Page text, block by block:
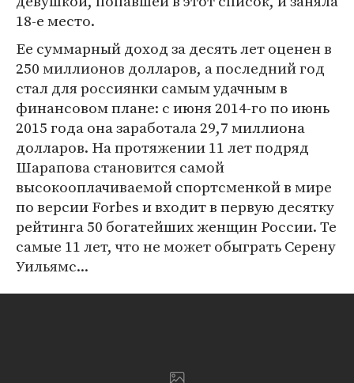
18-е место.
Ее суммарный доход за десять лет оценен в
250 миллионов долларов, а последний год
стал для россиянки самым удачным в
финансовом плане: с июня 2014-го по июнь
2015 года она заработала 29,7 миллиона
долларов. На протяжении 11 лет подряд
Шарапова становится самой
высокооплачиваемой спортсменкой в мире
по версии Forbes и входит в первую десятку
рейтинга 50 богатейших женщин России. Те
самые 11 лет, что не может обыграть Серену
Уильямс...